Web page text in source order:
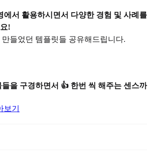
에서 활용하시면서 다양한 경험 및 사례를
!
들었던 템플릿들 공유해드립니다.
을 구경하면서 👍 한번 씩 해주는 센스까
기